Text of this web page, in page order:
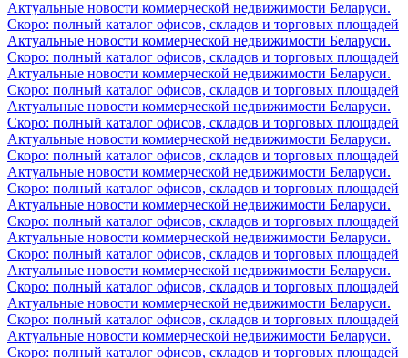
Актуальные новости коммерческой недвижимости Беларуси.
Скоро: полный каталог офисов, складов и торговых площадей
Актуальные новости коммерческой недвижимости Беларуси.
Скоро: полный каталог офисов, складов и торговых площадей
Актуальные новости коммерческой недвижимости Беларуси.
Скоро: полный каталог офисов, складов и торговых площадей
Актуальные новости коммерческой недвижимости Беларуси.
Скоро: полный каталог офисов, складов и торговых площадей
Актуальные новости коммерческой недвижимости Беларуси.
Скоро: полный каталог офисов, складов и торговых площадей
Актуальные новости коммерческой недвижимости Беларуси.
Скоро: полный каталог офисов, складов и торговых площадей
Актуальные новости коммерческой недвижимости Беларуси.
Скоро: полный каталог офисов, складов и торговых площадей
Актуальные новости коммерческой недвижимости Беларуси.
Скоро: полный каталог офисов, складов и торговых площадей
Актуальные новости коммерческой недвижимости Беларуси.
Скоро: полный каталог офисов, складов и торговых площадей
Актуальные новости коммерческой недвижимости Беларуси.
Скоро: полный каталог офисов, складов и торговых площадей
Актуальные новости коммерческой недвижимости Беларуси.
Скоро: полный каталог офисов, складов и торговых площадей